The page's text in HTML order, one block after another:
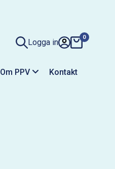
Logga in
0
Om PPV Kontakt